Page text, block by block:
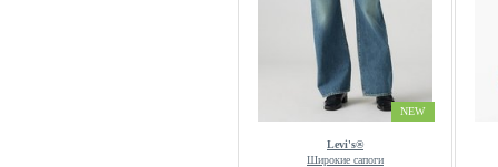
NEW
Levi's®
Широкие сапоги